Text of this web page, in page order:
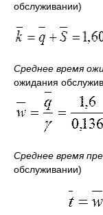
обслуживании)
Среднее время
Среднее время
обслуживании)